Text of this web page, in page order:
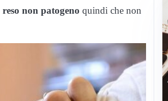
reso non patogeno quindi che non